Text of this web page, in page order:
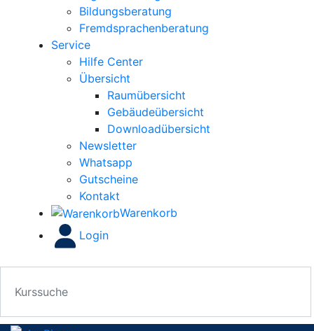
Bildungsberatung
Fremdsprachenberatung
Service
Hilfe Center
Übersicht
Raumübersicht
Gebäudeübersicht
Downloadübersicht
Newsletter
Whatsapp
Gutscheine
Kontakt
Warenkorb
Login